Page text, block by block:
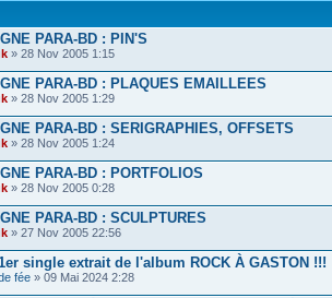
PARA-BD : PIN'S
» 28 Nov 2005 1:15
PARA-BD : PLAQUES EMAILLEES
» 28 Nov 2005 1:29
PARA-BD : SERIGRAPHIES, OFFSETS
» 28 Nov 2005 1:24
PARA-BD : PORTFOLIOS
» 28 Nov 2005 0:28
PARA-BD : SCULPTURES
» 27 Nov 2005 22:56
single extrait de l'album ROCK À GASTON !!!
fée » 09 Mai 2024 2:28